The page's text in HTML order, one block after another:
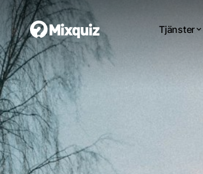
Tjänster
0 0/12